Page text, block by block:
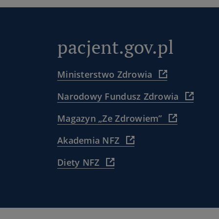
pacjent.gov.pl
Ministerstwo Zdrowia
(
)
Narodowy Fundusz Zdrowia
(
Magazyn „Ze Zdrowiem”
(
pacjenta/
Akademia NFZ
(
Diety NFZ
(